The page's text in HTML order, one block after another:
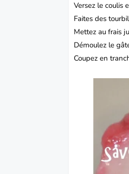
Versez le coulis
Faites des
Mettez au frais
Démoulez le
Coupez en